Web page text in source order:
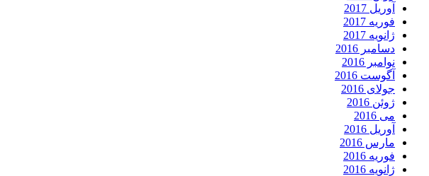
آوریل 2017
فوریه 2017
ژانویه 2017
دسامبر 2016
نوامبر 2016
آگوست 2016
جولای 2016
ژوئن 2016
می 2016
آوریل 2016
مارس 2016
فوریه 2016
ژانویه 2016